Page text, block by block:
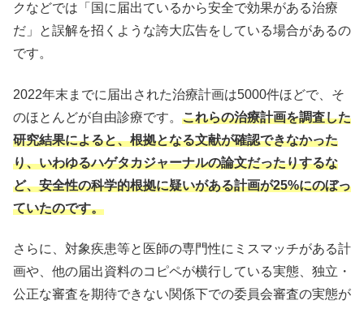
クなどでは「国に届出ているから安全で効果がある治療
だ」と誤解を招くような誇大広告をしている場合があるの
です。
2022年末までに届出された治療計画は5000件ほどで、そ
のほとんどが自由診療です。 これらの治療計画を調査した
研究結果によると、根拠となる文献が確認できなかった
り、いわゆるハゲタカジャーナルの論文だったりするな
ど、安全性の科学的根拠に疑いがある計画が25%にのぼっ
ていたのです。
さらに、対象疾患等と医師の専門性にミスマッチがある計
画や、他の届出資料のコピペが横行している実態、独立・
公正な審査を期待できない関係下での委員会審査の実態が